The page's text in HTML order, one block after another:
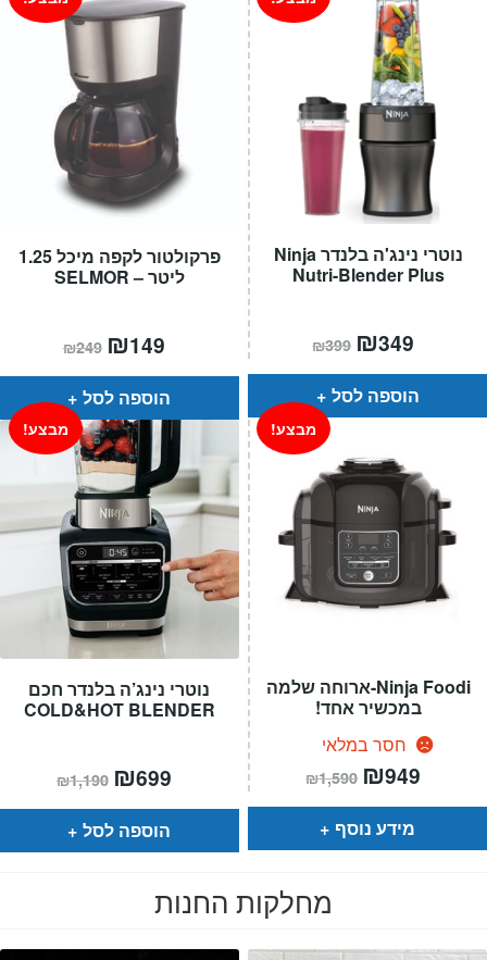
פרקולטור לקפה מיכל 1.25
ליטר – SELMOR
₪249 המחיר
המקורי
היה:
₪249.
₪149
הוא:
הוספה לסל
נוטרי נינג'ה בלנדר Ninja
Nutri-Blender Plus
₪399 המחיר
המקורי
היה:
₪399.
₪349
הוא:
הוספה לסל
נוטרי נינג’ה בלנדר חכם
COLD&HOT BLENDER
מבצע!
₪1,190 המחיר
המקורי
היה:
₪699
הוא:
הוספה לסל
Ninja Foodi-ארוחה שלמה
במכשיר אחד!
חסר במלאי
מבצע!
₪1,590 המחיר
המקורי
היה:
₪949
הוא:
מידע נוסף
מחלקות החנות